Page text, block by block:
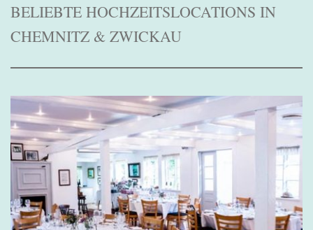
BELIEBTE HOCHZEITSLOCATIONS IN
CHEMNITZ & ZWICKAU